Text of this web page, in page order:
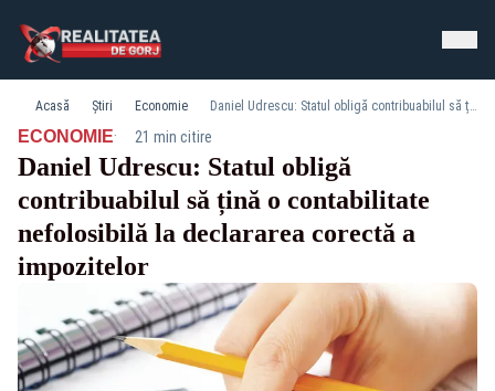
Acasă Știri Economie Daniel Udrescu: Statul obligă contribuabilul să țină o contabilitate nefolosibilă la declararea corectă a impozitelor
ECONOMIE· 21 min citire
Daniel Udrescu: Statul obligă
contribuabilul să țină o contabilitate
nefolosibilă la declararea corectă a
impozitelor